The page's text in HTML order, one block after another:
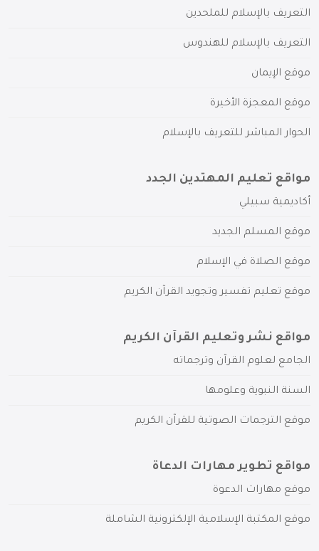
التعريف بالإسلام للملحدين
التعريف بالإسلام للهندوس
موقع الإيمان
موقع المعجزة الأخيرة
الحوار المباشر للتعريف بالإسلام
مواقع تعليم المهتدين الجدد
أكاديمية سبيلي
موقع المسلم الجديد
موقع الصلاة في الإسلام
موقع تعليم تفسير وتجويد القرآن الكريم
مواقع نشر وتعليم القرآن الكريم
الجامع لعلوم القرآن وترجماته
السنة النبوية وعلومها
موقع الترجمات الصوتية للقرآن الكريم
مواقع تطوير مهارات الدعاة
موقع مهارات الدعوة
موقع المكتبة الإسلامية الإلكترونية الشاملة